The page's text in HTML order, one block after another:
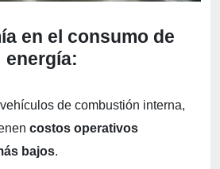
en el consumo de
energía:
de combustión interna,
costos operativos
bajos.